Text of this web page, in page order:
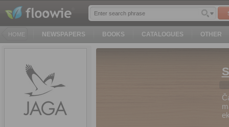
HOME NEWSPAPERS BOOKS CATALOGUES OTHER